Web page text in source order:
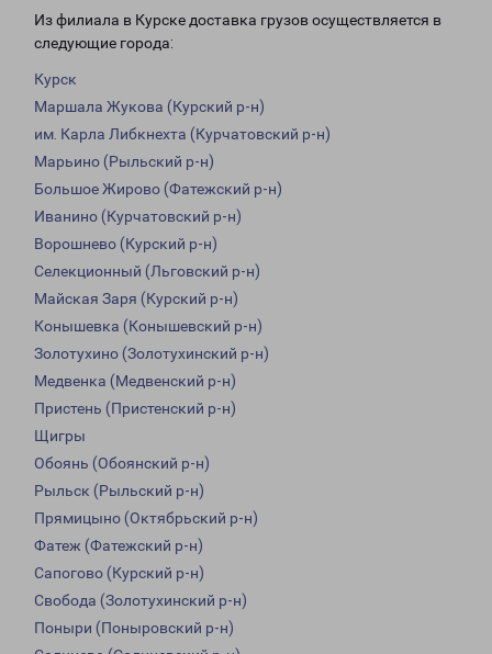
Из филиала в Курске доставка грузов осуществляется в
следующие города:
Курск
Маршала Жукова (Курский р-н)
им. Карла Либкнехта (Курчатовский р-н)
Марьино (Рыльский р-н)
Большое Жирово (Фатежский р-н)
Иванино (Курчатовский р-н)
Ворошнево (Курский р-н)
Селекционный (Льговский р-н)
Майская Заря (Курский р-н)
Конышевка (Конышевский р-н)
Золотухино (Золотухинский р-н)
Медвенка (Медвенский р-н)
Пристень (Пристенский р-н)
Щигры
Обоянь (Обоянский р-н)
Рыльск (Рыльский р-н)
Прямицыно (Октябрьский р-н)
Фатеж (Фатежский р-н)
Сапогово (Курский р-н)
Свобода (Золотухинский р-н)
Поныри (Поныровский р-н)